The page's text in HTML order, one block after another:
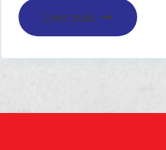
Leer más